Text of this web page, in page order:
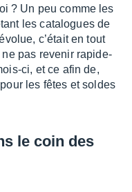
? Un peu comme les
les cata­logues de
c’était en tout
ne pas reve­nir rapi­de­
ci, et ce afin de,
les fêtes et soldes
le coin des